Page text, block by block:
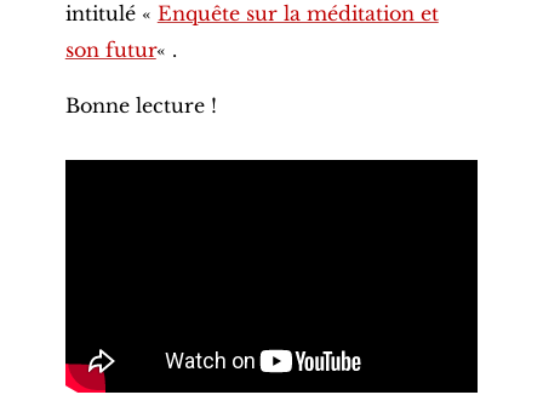
intitulé « Enquête sur la méditation et
son futur« .
Bonne lecture !